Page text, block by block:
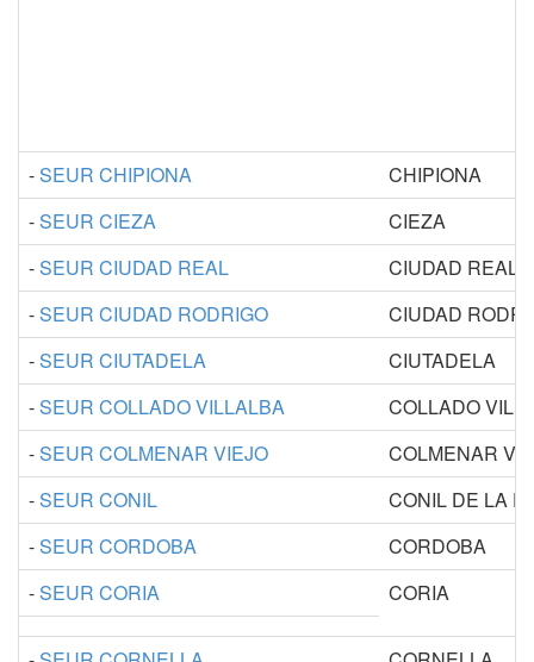
-SEUR CHIPIONA
CHIPIONA
-SEUR CIEZA
CIEZA
-SEUR CIUDAD REAL
CIUDAD REAL
-SEUR CIUDAD RODRIGO
CIUDAD
-SEUR CIUTADELA
CIUTADELA
-SEUR COLLADO VILLALBA
COLLADO
-SEUR COLMENAR VIEJO
COLMENAR
-SEUR CONIL
CONIL DE LA
-SEUR CORDOBA
CORDOBA
-SEUR CORIA CORIA